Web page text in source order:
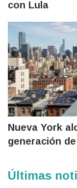
con Lula
Nueva York
generación
Últimas